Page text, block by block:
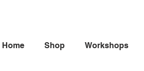
Home Shop Workshops